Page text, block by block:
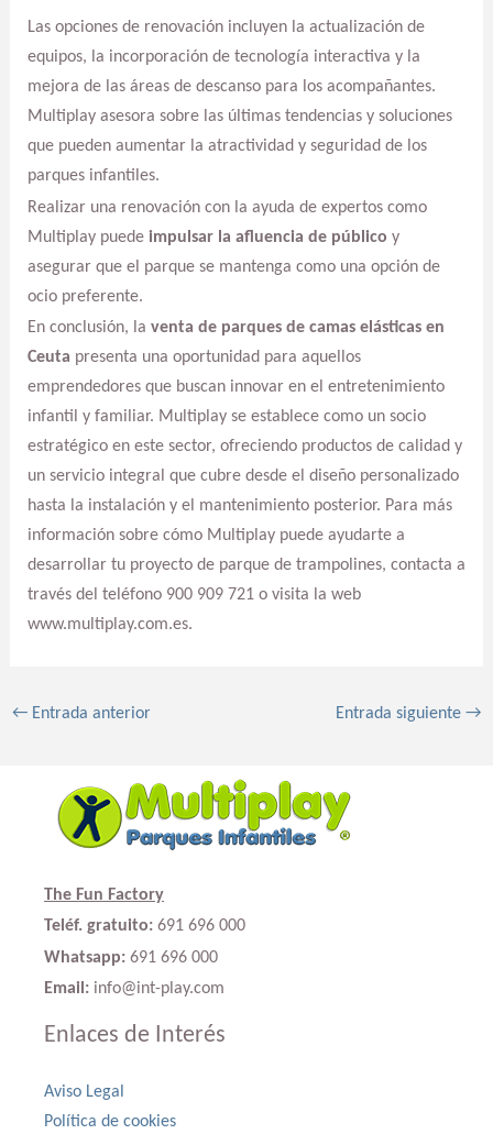
Las opciones de renovación incluyen la actualización de
equipos, la incorporación de tecnología interactiva y la
mejora de las áreas de descanso para los acompañantes.
Multiplay asesora sobre las últimas tendencias y soluciones
que pueden aumentar la atractividad y seguridad de los
parques infantiles.
Realizar una renovación con la ayuda de expertos como
Multiplay puede impulsar la afluencia de público y
asegurar que el parque se mantenga como una opción de
ocio preferente.
En conclusión, la venta de parques de camas elásticas en
Ceuta presenta una oportunidad para aquellos
emprendedores que buscan innovar en el entretenimiento
infantil y familiar. Multiplay se establece como un socio
estratégico en este sector, ofreciendo productos de calidad y
un servicio integral que cubre desde el diseño personalizado
hasta la instalación y el mantenimiento posterior. Para más
información sobre cómo Multiplay puede ayudarte a
desarrollar tu proyecto de parque de trampolines, contacta a
través del teléfono 900 909 721 o visita la web
www.multiplay.com.es.
←Entrada anterior Entrada siguiente→
The Fun Factory
Teléf. gratuito: 691 696 000
Whatsapp: 691 696 000
Email: info@int-play.com
Enlaces de Interés
Aviso Legal
Política de cookies